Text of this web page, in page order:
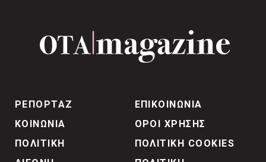
ΡΕΠΟΡΤΑΖ
ΚΟΙΝΩΝΙΑ
ΠΟΛΙΤΙΚΗ
ΕΠΙΚΟΙΝΩΝΙΑ
ΟΡΟΙ ΧΡΗΣΗΣ
ΠΟΛΙΤΙΚΗ COOKIES